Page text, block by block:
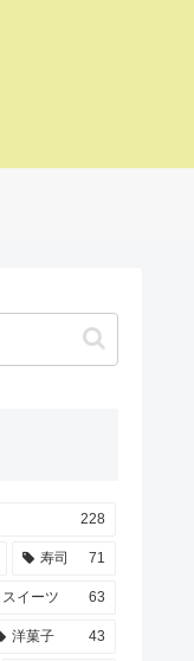
228
寿司 71
スイーツ 63
洋菓子 43